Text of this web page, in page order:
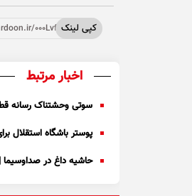
کپی لینک 000Lvf
اخبار مرتبط
سوتی وحشتناک رسانه
پوستر باشگاه استقلال
حاشیه داغ در